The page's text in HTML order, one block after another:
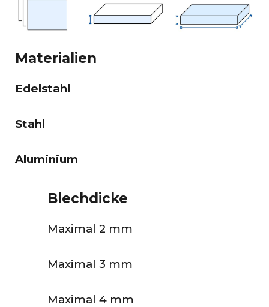
Materialien
Edelstahl
Stahl
Aluminium
Blechdicke
Maximal 2 mm
Maximal 3 mm
Maximal 4 mm